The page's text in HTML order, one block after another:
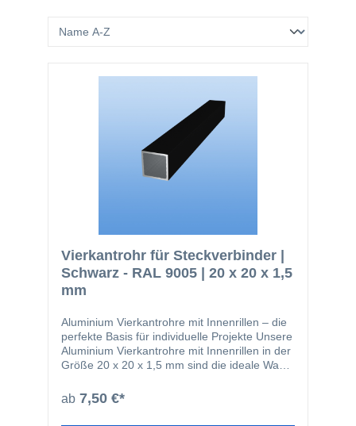
Vierkantrohr für Steckverbinder |
Schwarz - RAL 9005 | 20 x 20 x 1,5
mm
Aluminium Vierkantrohre mit Innenrillen – die
perfekte Basis für individuelle Projekte Unsere
Aluminium Vierkantrohre mit Innenrillen in der
Größe 20 x 20 x 1,5 mm sind die ideale Wahl
Möbelbau, Fahrzeugausbau oder industrielle
Anwendungen – mit diesen hochwertigen Alu-
ab 7,50 €*